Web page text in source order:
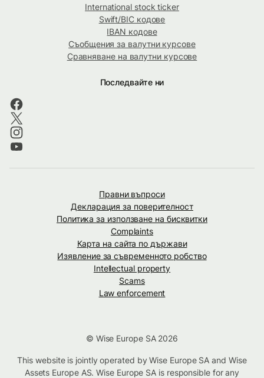
International stock ticker
Swift/BIC кодове
IBAN кодове
Съобщения за валутни курсове
Сравняване на валутни курсове
Последвайте ни
Правни въпроси
Декларация за поверителност
Политика за използване на бисквитки
Complaints
Карта на сайта по държави
Изявление за съвременното робство
Intellectual property
Scams
Law enforcement
© Wise Europe SA 2026
This website is jointly operated by Wise Europe SA and Wise
Assets Europe AS. Wise Europe SA is responsible for any